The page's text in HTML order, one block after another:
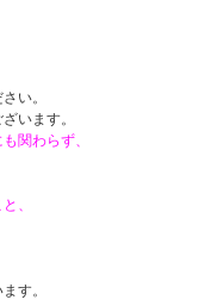
い。
います。
関わらず、
、
す。